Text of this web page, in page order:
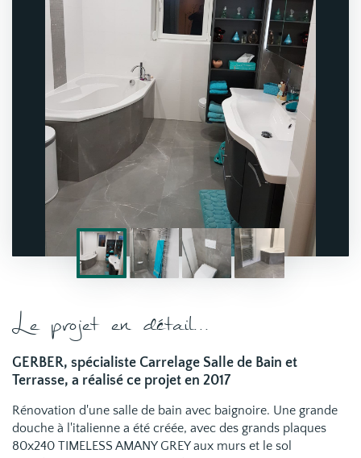
Le projet en détail...
GERBER, spécialiste Carrelage Salle de Bain et
Terrasse, a réalisé ce projet en 2017
Rénovation d'une salle de bain avec baignoire. Une grande
douche à l'italienne a été créée, avec des grands plaques
80x240 TIMELESS AMANY GREY aux murs et le sol